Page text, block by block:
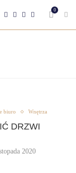
0
biuro Wnętrza
DRZWI
2020